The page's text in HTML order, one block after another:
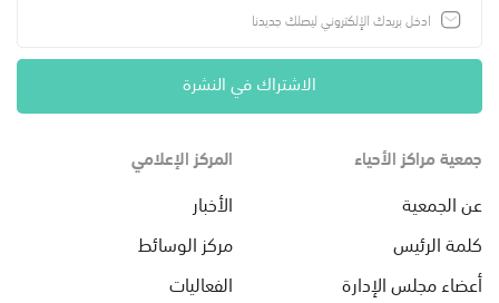
الاشتراك في النشرة
جمعية مراكز الأحياء
عن الجمعية
كلمة الرئيس
أعضاء مجلس الإدارة
المركز الإعلامي
الأخبار
مركز الوسائط
الفعاليات